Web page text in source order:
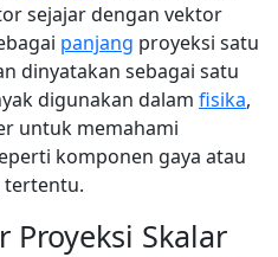
sejajar dengan vektor
panjang proyeksi satu
dinyatakan sebagai satu
digunakan dalam fisika,
untuk memahami
komponen gaya atau
tertentu.
Skalar